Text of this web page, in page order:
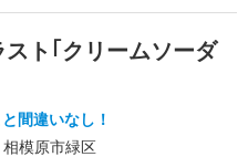
ト｢クリームソーダ
間違いなし！
模原市緑区